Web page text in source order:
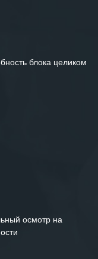
блока целиком
осмотр на